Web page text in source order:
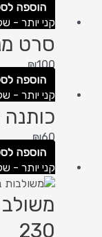
הוספה
קני יותר -
סרט
₪100
הוספה
קני יותר -
₪60
הוספה
קני יותר -
230